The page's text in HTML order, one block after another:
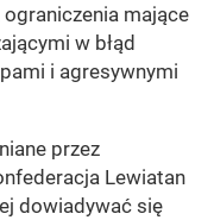
mające
w błąd
i agresywnymi
przez
Lewiatan
dowiadywać się